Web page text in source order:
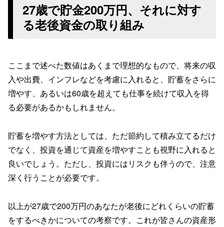
27歳で貯金200万円、それに対す
る老後資金の取り組み
ここまで述べた数値はあくまで理想的なもので、将来の収
入や出費、インフレなどを考慮に入れると、貯蓄をさらに
増やす、あるいは60歳を超えても仕事を続けて収入を得
る必要があるかもしれません。
貯蓄を増やす方法としては、ただ節約して積み立てるだけ
でなく、投資を通じて資産を増やすことも視野に入れると
良いでしょう。ただし、投資にはリスクも伴うので、注意
深く行うことが必要です。
以上が27歳で200万円のあなたが老後にどれくらいの貯蓄
をするべきかについての考察です。これが皆さんの資産形